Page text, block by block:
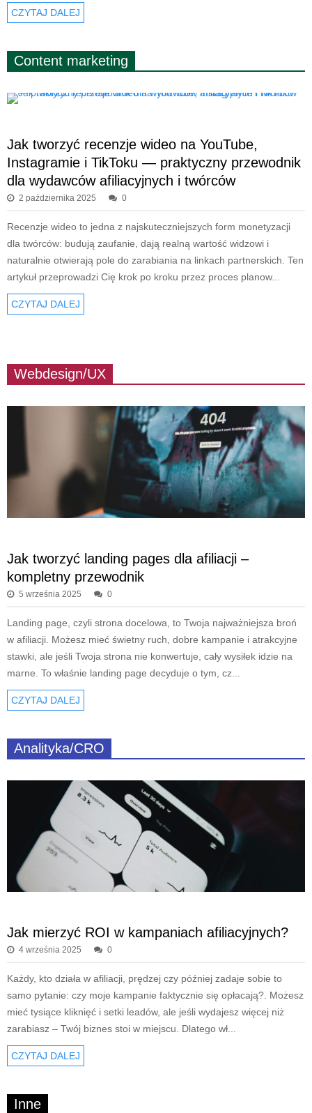
CZYTAJ DALEJ
Content marketing
Jak tworzyć recenzje wideo na YouTube,
Instagramie i TikToku — praktyczny przewodnik
dla wydawców afiliacyjnych i twórców
2 października 2025 0
Recenzje wideo to jedna z najskuteczniejszych form monetyzacji
dla twórców: budują zaufanie, dają realną wartość widzowi i
naturalnie otwierają pole do zarabiania na linkach partnerskich. Ten
artykuł przeprowadzi Cię krok po kroku przez proces planow...
CZYTAJ DALEJ
Webdesign/UX
Jak tworzyć landing pages dla afiliacji –
kompletny przewodnik
5 września 2025 0
Landing page, czyli strona docelowa, to Twoja najważniejsza broń
w afiliacji. Możesz mieć świetny ruch, dobre kampanie i atrakcyjne
stawki, ale jeśli Twoja strona nie konwertuje, cały wysiłek idzie na
marne. To właśnie landing page decyduje o tym, cz...
CZYTAJ DALEJ
Analityka/CRO
Jak mierzyć ROI w kampaniach afiliacyjnych?
4 września 2025 0
Każdy, kto działa w afiliacji, prędzej czy później zadaje sobie to
samo pytanie: czy moje kampanie faktycznie się opłacają?. Możesz
mieć tysiące kliknięć i setki leadów, ale jeśli wydajesz więcej niż
zarabiasz – Twój biznes stoi w miejscu. Dlatego wł...
CZYTAJ DALEJ
Inne